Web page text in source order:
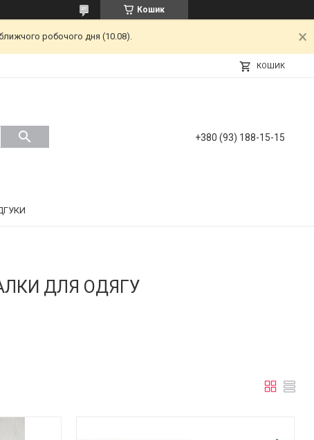
Кошик
робочого дня (10.08).
КОШИК
+380 (93) 188-15-15
ДЛЯ ОДЯГУ